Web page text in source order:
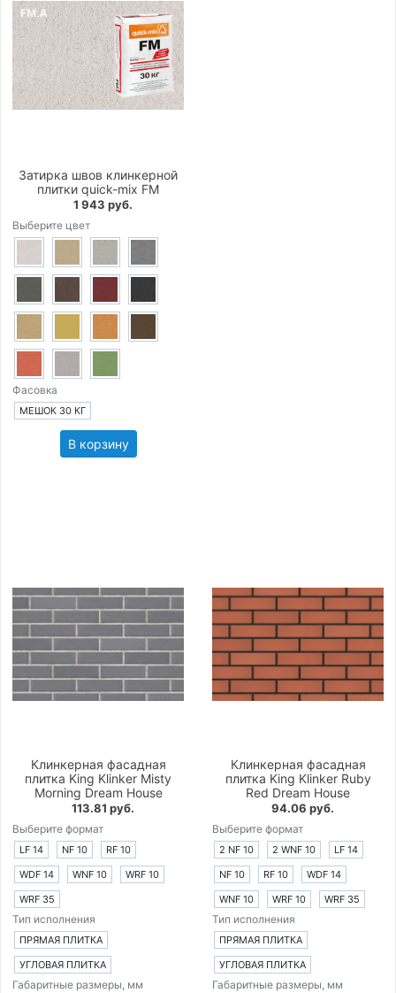
Затирка швов клинкерной
плитки quick-mix FM
1 943 руб.
Выберите цвет
Фасовка
МЕШОК 30 КГ
В корзину
Клинкерная фасадная
плитка King Klinker Misty
Morning Dream House
113.81 руб.
Выберите формат
LF 14 NF 10
RF 10
WDF 14
WNF 10
WRF 10
WRF 35
Тип исполнения
ПРЯМАЯ ПЛИТКА
УГЛОВАЯ ПЛИТКА
Габаритные размеры, мм
Клинкерная фасадная
плитка King Klinker Ruby
Red Dream House
94.06 руб.
Выберите формат
2 NF 10 2 WNF 10
LF 14
NF 10
RF 10
WDF 14
WNF 10
WRF 10 WRF 35
Тип исполнения
ПРЯМАЯ ПЛИТКА
УГЛОВАЯ ПЛИТКА
Габаритные размеры, мм